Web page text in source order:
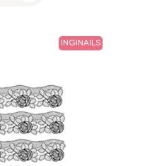
INGINAILS